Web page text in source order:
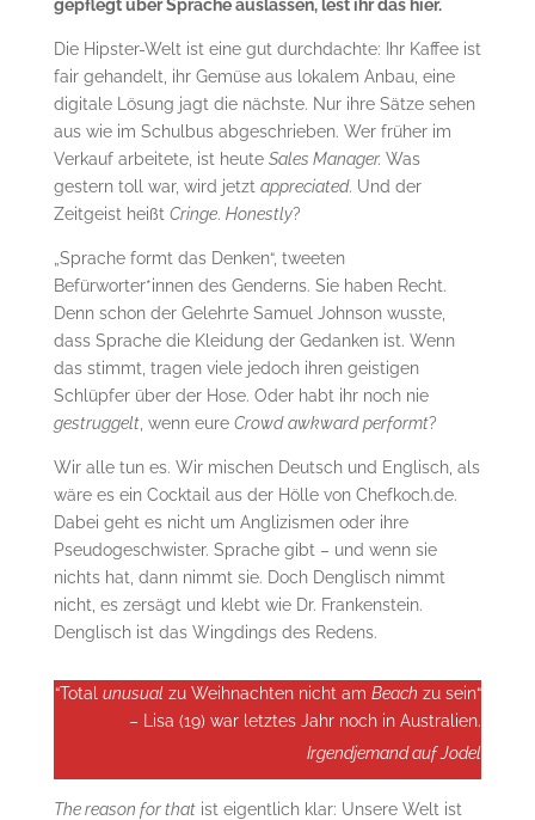
gepflegt über Sprache auslassen, lest ihr das hier.
Die Hipster-Welt ist eine gut durchdachte: Ihr Kaffee ist
fair gehandelt, ihr Gemüse aus lokalem Anbau, eine
digitale Lösung jagt die nächste. Nur ihre Sätze sehen
aus wie im Schulbus abgeschrieben. Wer früher im
Verkauf arbeitete, ist heute Sales Manager. Was
gestern toll war, wird jetzt appreciated. Und der
Zeitgeist heißt Cringe. Honestly?
„Sprache formt das Denken“, tweeten
Befürworter*innen des Genderns. Sie haben Recht.
Denn schon der Gelehrte Samuel Johnson wusste,
dass Sprache die Kleidung der Gedanken ist. Wenn
das stimmt, tragen viele jedoch ihren geistigen
Schlüpfer über der Hose. Oder habt ihr noch nie
gestruggelt, wenn eure Crowd awkward performt?
Wir alle tun es. Wir mischen Deutsch und Englisch, als
wäre es ein Cocktail aus der Hölle von Chefkoch.de.
Dabei geht es nicht um Anglizismen oder ihre
Pseudogeschwister. Sprache gibt – und wenn sie
nichts hat, dann nimmt sie. Doch Denglisch nimmt
nicht, es zersägt und klebt wie Dr. Frankenstein.
Denglisch ist das Wingdings des Redens.
“Totalunusual zu Weihnachten nicht amBeach zu sein“
– Lisa (19) war letztes Jahr noch in Australien.
Irgendjemand auf Jodel
The reason for thatist eigentlich klar: Unsere Welt ist